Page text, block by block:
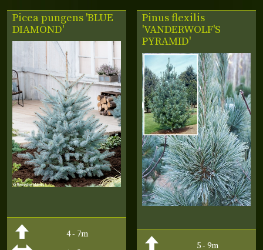
Picea pungens 'BLUE
DIAMOND'
4 - 7m
Pinus flexilis
'VANDERWOLF'S
PYRAMID'
5 - 9m